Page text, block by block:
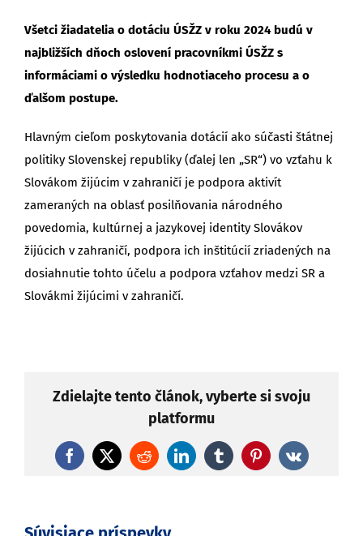
Všetci žiadatelia o dotáciu ÚSŽZ v roku 2024 budú v
najbližších dňoch oslovení pracovníkmi ÚSŽZ s
informáciami o výsledku hodnotiaceho procesu a o
ďalšom postupe.
Hlavným cieľom poskytovania dotácií ako súčasti štátnej
politiky Slovenskej republiky (ďalej len „SR“) vo vzťahu k
Slovákom žijúcim v zahraničí je podpora aktivít
zameraných na oblasť posilňovania národného
povedomia, kultúrnej a jazykovej identity Slovákov
žijúcich v zahraničí, podpora ich inštitúcií zriadených na
dosiahnutie tohto účelu a podpora vzťahov medzi SR a
Slovákmi žijúcimi v zahraničí.
Zdielajte tento článok, vyberte si svoju
platformu
Facebook
X RedditLinkedInTumblrPinterest
Vk